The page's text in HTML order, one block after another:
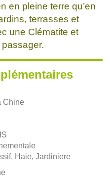
en pleine terre qu’en
terrasses et
une Clématite et
Chine
Haie, Jardiniere